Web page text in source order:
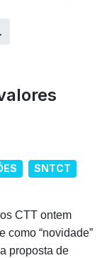
SNTCT
CTT ontem
como “novidade”
proposta de